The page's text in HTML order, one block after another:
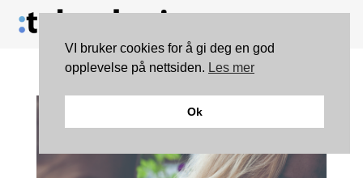
VI bruker cookies for å gi deg en god
opplevelse på nettsiden. Les mer
Ok